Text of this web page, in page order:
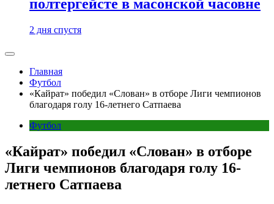
полтергейсте в масонской часовне
2 дня спустя
Главная
Футбол
«Кайрат» победил «Слован» в отборе Лиги чемпионов
благодаря голу 16-летнего Сатпаева
Футбол
«Кайрат» победил «Слован» в отборе
Лиги чемпионов благодаря голу 16-
летнего Сатпаева